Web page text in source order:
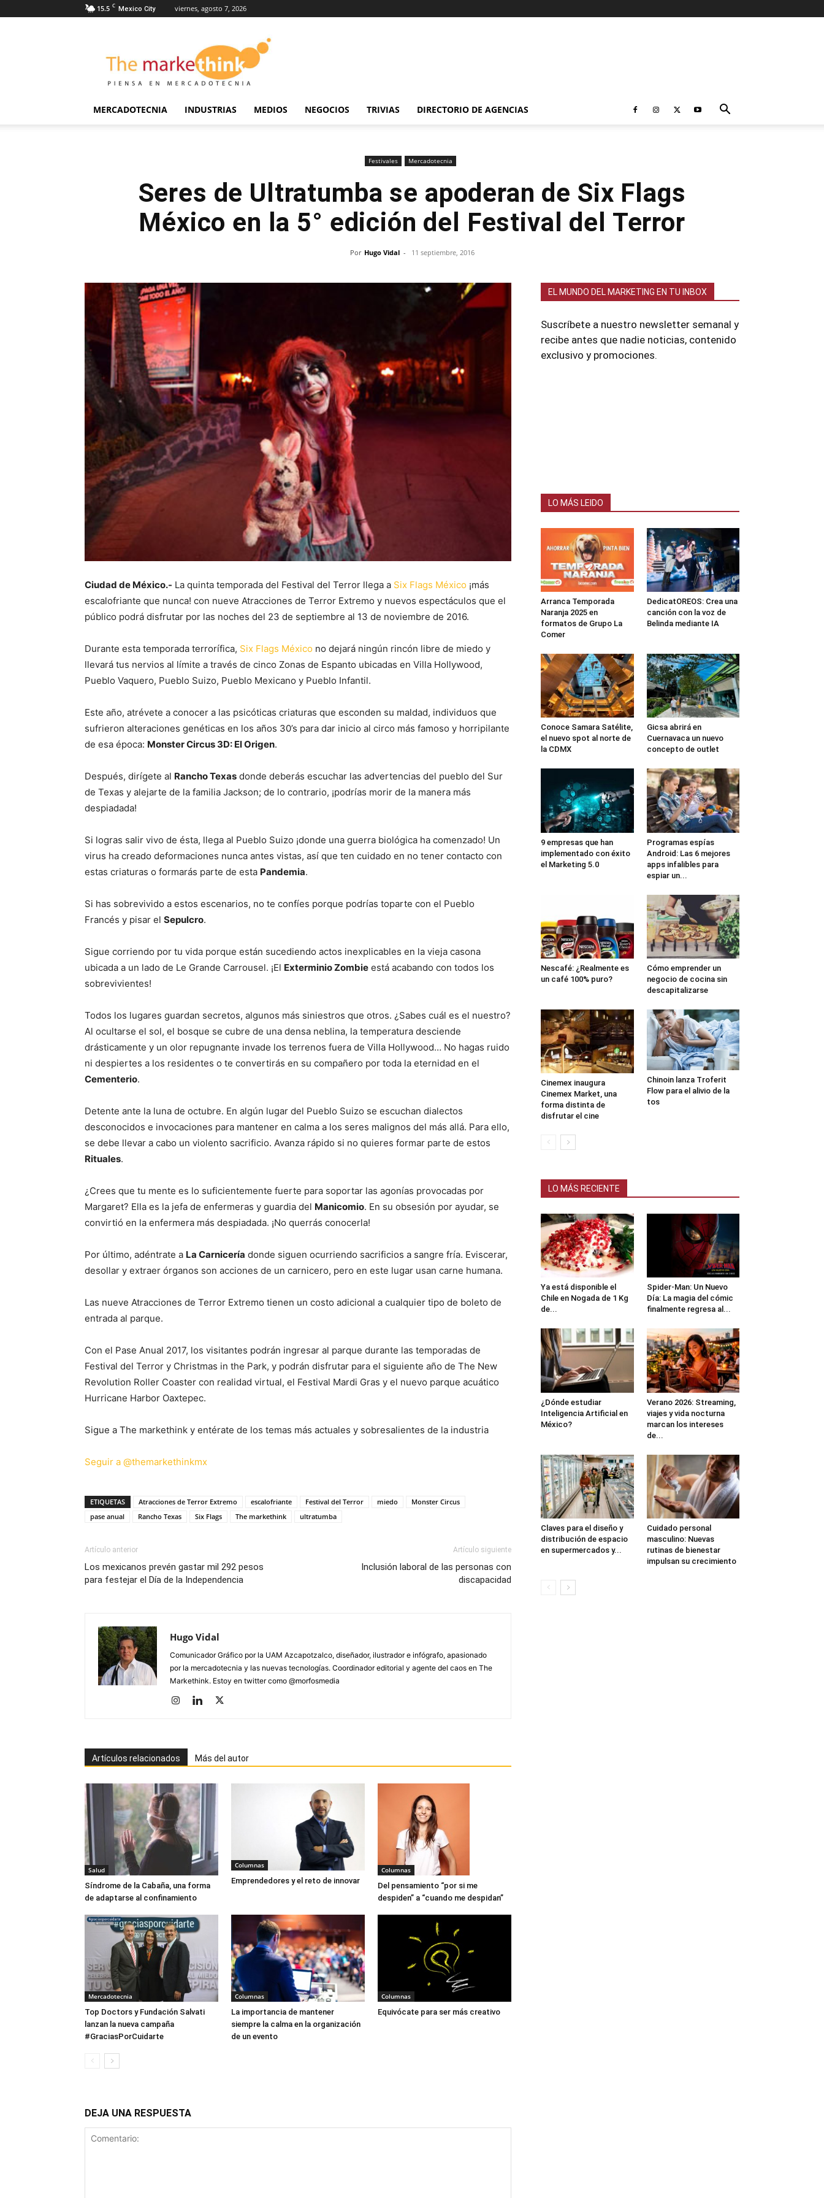
15.5 C Mexico City viernes, agosto 7, 2026
Markethink
MERCADOTECNIA INDUSTRIAS MEDIOS NEGOCIOS TRIVIAS DIRECTORIO DE AGENCIAS
Festivales Mercadotecnia
Seres de Ultratumba se apoderan de Six Flags
México en la 5° edición del Festival del Terror
Por Hugo Vidal - 11 septiembre, 2016
Ciudad de México.- La quinta temporada del Festival del Terror llega a Six Flags México ¡más
escalofriante que nunca! con nueve Atracciones de Terror Extremo y nuevos espectáculos que el
público podrá disfrutar por las noches del 23 de septiembre al 13 de noviembre de 2016.
Durante esta temporada terrorífica, Six Flags México no dejará ningún rincón libre de miedo y
llevará tus nervios al límite a través de cinco Zonas de Espanto ubicadas en Villa Hollywood,
Pueblo Vaquero, Pueblo Suizo, Pueblo Mexicano y Pueblo Infantil.
Este año, atrévete a conocer a las psicóticas criaturas que esconden su maldad, individuos que
sufrieron alteraciones genéticas en los años 30’s para dar inicio al circo más famoso y horripilante
de esa época: Monster Circus 3D: El Origen.
Después, dirígete al Rancho Texas donde deberás escuchar las advertencias del pueblo del Sur
de Texas y alejarte de la familia Jackson; de lo contrario, ¡podrías morir de la manera más
despiadada!
Si logras salir vivo de ésta, llega al Pueblo Suizo ¡donde una guerra biológica ha comenzado! Un
virus ha creado deformaciones nunca antes vistas, así que ten cuidado en no tener contacto con
estas criaturas o formarás parte de esta Pandemia.
Si has sobrevivido a estos escenarios, no te confíes porque podrías toparte con el Pueblo
Francés y pisar el Sepulcro.
Sigue corriendo por tu vida porque están sucediendo actos inexplicables en la vieja casona
ubicada a un lado de Le Grande Carrousel. ¡El Exterminio Zombie está acabando con todos los
sobrevivientes!
Todos los lugares guardan secretos, algunos más siniestros que otros. ¿Sabes cuál es el nuestro?
Al ocultarse el sol, el bosque se cubre de una densa neblina, la temperatura desciende
drásticamente y un olor repugnante invade los terrenos fuera de Villa Hollywood… No hagas ruido
ni despiertes a los residentes o te convertirás en su compañero por toda la eternidad en el
Cementerio.
Detente ante la luna de octubre. En algún lugar del Pueblo Suizo se escuchan dialectos
desconocidos e invocaciones para mantener en calma a los seres malignos del más allá. Para ello,
se debe llevar a cabo un violento sacrificio. Avanza rápido si no quieres formar parte de estos
Rituales.
¿Crees que tu mente es lo suficientemente fuerte para soportar las agonías provocadas por
Margaret? Ella es la jefa de enfermeras y guardia del Manicomio. En su obsesión por ayudar, se
convirtió en la enfermera más despiadada. ¡No querrás conocerla!
Por último, adéntrate a La Carnicería donde siguen ocurriendo sacrificios a sangre fría. Eviscerar,
desollar y extraer órganos son acciones de un carnicero, pero en este lugar usan carne humana.
Las nueve Atracciones de Terror Extremo tienen un costo adicional a cualquier tipo de boleto de
entrada al parque.
Con el Pase Anual 2017, los visitantes podrán ingresar al parque durante las temporadas de
Festival del Terror y Christmas in the Park, y podrán disfrutar para el siguiente año de The New
Revolution Roller Coaster con realidad virtual, el Festival Mardi Gras y el nuevo parque acuático
Hurricane Harbor Oaxtepec.
Sigue a The markethink y entérate de los temas más actuales y sobresalientes de la industria
Seguir a @themarkethinkmx
ETIQUETAS Atracciones de Terror Extremo escalofriante Festival del Terror miedo
Monster Circus
pase anual
Rancho Texas Six Flags The markethink ultratumba
Artículo anterior
Los mexicanos prevén gastar mil 292 pesos
para festejar el Día de la Independencia
Artículo siguiente
Inclusión laboral de las personas con
discapacidad
Hugo Vidal
Comunicador Gráfico por la UAM Azcapotzalco, diseñador, ilustrador e infógrafo, apasionado
por la mercadotecnia y las nuevas tecnologías. Coordinador editorial y agente del caos en The
Markethink. Estoy en twitter como @morfosmedia
Artículos relacionados Más del autor
Salud
Síndrome de la Cabaña, una forma
de adaptarse al confinamiento
Columnas
Emprendedores y el reto de innovar
Columnas
Del pensamiento “por si me
despiden” a “cuando me despidan”
Mercadotecnia
Top Doctors y Fundación Salvati
lanzan la nueva campaña
#GraciasPorCuidarte
Columnas
La importancia de mantener
siempre la calma en la organización
de un evento
Columnas
Equivócate para ser más creativo
DEJA UNA RESPUESTA
EL MUNDO DEL MARKETING EN TU INBOX
Suscríbete a nuestro newsletter semanal y
recibe antes que nadie noticias, contenido
exclusivo y promociones.
LO MÁS LEIDO
Arranca Temporada
Naranja 2025 en
formatos de Grupo La
Comer
DedicatOREOS: Crea una
canción con la voz de
Belinda mediante IA
Conoce Samara Satélite,
el nuevo spot al norte de
la CDMX
Gicsa abrirá en
Cuernavaca un nuevo
concepto de outlet
9 empresas que han
implementado con éxito
el Marketing 5.0
Programas espías
Android: Las 6 mejores
apps infalibles para
espiar un...
Nescafé: ¿Realmente es
un café 100% puro?
Cómo emprender un
negocio de cocina sin
descapitalizarse
Cinemex inaugura
Cinemex Market, una
forma distinta de
disfrutar el cine
Chinoin lanza Troferit
Flow para el alivio de la
tos
LO MÁS RECIENTE
Ya está disponible el
Chile en Nogada de 1 Kg
de...
Spider-Man: Un Nuevo
Día: La magia del cómic
finalmente regresa al...
¿Dónde estudiar
Inteligencia Artificial en
México?
Verano 2026: Streaming,
viajes y vida nocturna
marcan los intereses
de...
Claves para el diseño y
distribución de espacio
en supermercados y...
Cuidado personal
masculino: Nuevas
rutinas de bienestar
impulsan su crecimiento